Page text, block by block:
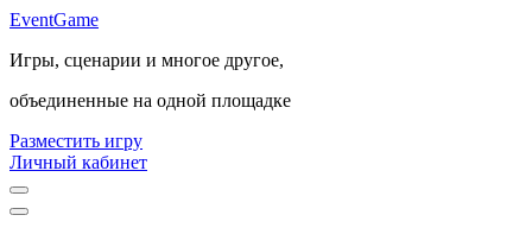
EventGame
Игры, сценарии и многое другое,
объединенные на одной площадке
Разместить игру
Личный кабинет